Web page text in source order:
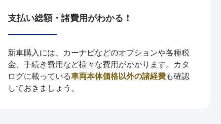
支払い総額・諸費用がわかる！
新車購入には、カーナビなどのオプションや各種税
金、手続き費用など様々な費用がかかります。カタ
ログに載っている車両本体価格以外の諸経費も確認
しておきましょう。